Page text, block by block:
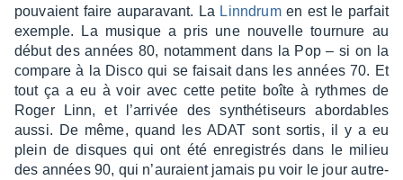
pouvaient faire aupa­ra­vant. La Linn­drumen est le parfait
exemple. La musique a pris une nouvelle tour­nure au
début des années 80, notam­ment dans la Pop – si on la
compare à la Disco qui se faisait dans les années 70. Et
tout ça a eu à voir avec cette petite boîte à rythmes de
Roger Linn, et l’ar­ri­vée des synthé­ti­seurs abor­dables
aussi. De même, quand les ADAT sont sortis, il y a eu
plein de disques qui ont été enre­gis­trés dans le milieu
des années 90, qui n’au­raient jamais pu voir le jour autre­